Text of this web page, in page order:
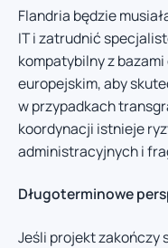
Flandria będzie
IT i zatrudnić
kompatybilny z
europejskim, aby
w przypadkach
koordynacji istnieje
administracyjnych i
Długoterminowe
Jeśli projekt zakończy